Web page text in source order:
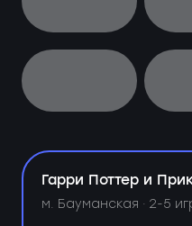
Гарри Поттер и
м. Бауманская ·2-5